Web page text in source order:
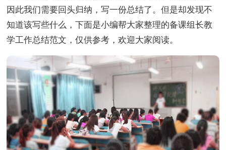
因此我们需要回头归纳，写一份总结了。但是却发现不
知道该写些什么，下面是小编帮大家整理的备课组长教
学工作总结范文，仅供参考，欢迎大家阅读。